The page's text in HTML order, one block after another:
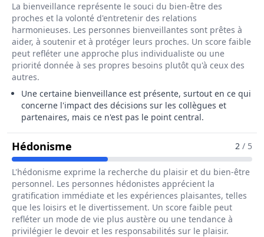
La bienveillance représente le souci du bien-être des
proches et la volonté d'entretenir des relations
harmonieuses. Les personnes bienveillantes sont prêtes à
aider, à soutenir et à protéger leurs proches. Un score faible
peut refléter une approche plus individualiste ou une
priorité donnée à ses propres besoins plutôt qu'à ceux des
autres.
Une certaine bienveillance est présente, surtout en ce qui
concerne l'impact des décisions sur les collègues et
partenaires, mais ce n'est pas le point central.
Hédonisme Pour Le Métier De Assureur / 2 / 5
L'hédonisme exprime la recherche du plaisir et du bien-être
personnel. Les personnes hédonistes apprécient la
gratification immédiate et les expériences plaisantes, telles
que les loisirs et le divertissement. Un score faible peut
refléter un mode de vie plus austère ou une tendance à
privilégier le devoir et les responsabilités sur le plaisir.